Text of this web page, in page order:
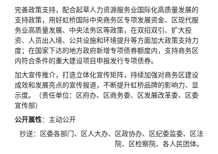
完善政策支持，配合起草人力资源服务业国际化高质量发展的
支持政策，用好虹桥国际中央商务区专项发展资金、区现代服
务业高质量发展、中央法务区等政策，在双招双引、扩大投
资、人员出入境、公共设施和环境提升等方面加大政策支持力
度；在国家下达的地方政府新增专项债券额度内，支持商务区
内符合条件的重大建设项目申报发行专项债券。
加大宣传推介，打造立体化宣传矩阵，持续加强对商务区建设
成效和发展亮点的宣传报道，不断提升虹桥品牌的影响力、显
示度。（责任单位：区府办、区商务委、区发展改革委、区委
宣传部）
公开属性：主动公开
抄送：区委各部门、区人大办、区政协办、区纪委监委、区法
院、区检察院、各人民团体。